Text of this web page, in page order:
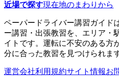
近場で探す現在地のまわりから
ペーパードライバー講習ガイド
ー講習・出張教習を、エリア・
イトです。運転に不安のある方
分に合った教習を見つけられます
運営会社利用規約サイト情報お